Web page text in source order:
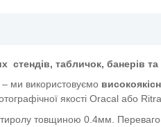
стендів, табличок, банерів
– ми використовуємо
якості Oracal або
товщиною 0.4мм.